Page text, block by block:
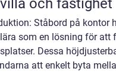
och fastighet
Ståbord på kontor
som en lösning för att
Dessa
att enkelt byta